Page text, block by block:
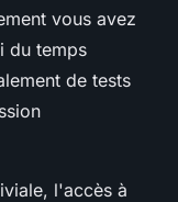
vous avez
du temps
de tests
l'accès à